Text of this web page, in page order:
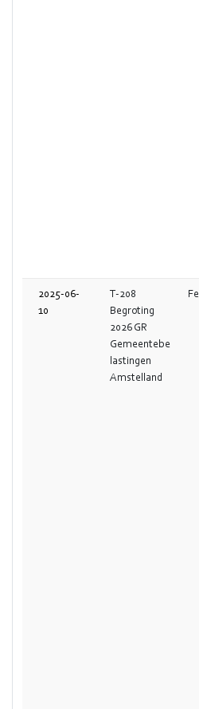
2025-06-
10
T-208
Begroting
2026 GR
Gemeentebe
lastingen
Amstelland